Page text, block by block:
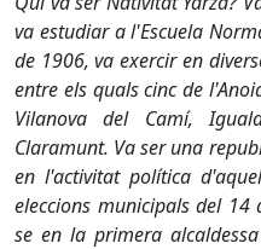
va estudiar a l'Escuela
de 1906, va exercir en
entre els quals cinc de
Vilanova del Camí,
Claramunt. Va ser una
en l'activitat política
eleccions municipals del
se en la primera